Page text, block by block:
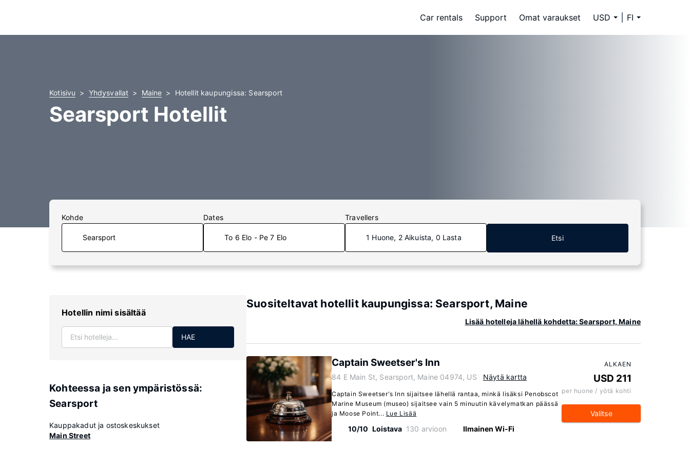
Car rentals Support Omat varaukset USD FI
Kotisivu Yhdysvallat Maine Hotellit kaupungissa: Searsport
Searsport Hotellit
Kohde Dates
To 6 Elo - Pe 7 Elo
Travellers
1 Huone, 2 Aikuista, 0 Lasta Etsi
Hotellin nimi sisältää
HAE
Kohteessa ja sen ympäristössä:
Searsport
Kauppakadut ja ostoskeskukset
Main Street
Suositeltavat hotellit kaupungissa: Searsport, Maine
Lisää hotelleja lähellä kohdetta: Searsport, Maine
Captain Sweetser's Inn
84 E Main St, Searsport, Maine 04974, US Näytä kartta
Captain Sweetser's Inn sijaitsee lähellä rantaa, minkä lisäksi Penobscot
Marine Museum (museo) sijaitsee vain 5 minuutin kävelymatkan päässä
ja Moose Point... Lue Lisää
10/10 Loistava 130 arvioon Ilmainen Wi-Fi
ALKAEN
USD 211
per huone / yötä kohti
Valitse